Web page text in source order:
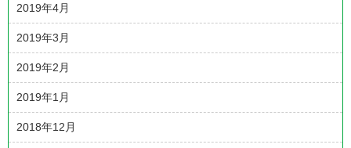
2019年4月
2019年3月
2019年2月
2019年1月
2018年12月